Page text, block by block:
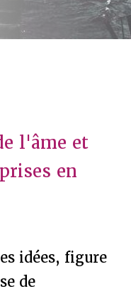
l'âme et
en
idées, figure
de